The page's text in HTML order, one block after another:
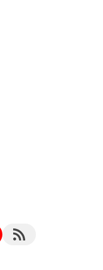
RSS Feed